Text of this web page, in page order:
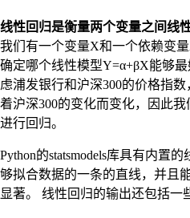
线性回归是衡量两个变量之间线
我们有一个变量X和一个依赖变
确定哪个线性模型Y=α+βX能够
虑浦发银行和沪深300的价格指
着沪深300的变化而变化，因此
进行回归。
Python的statsmodels库具有内置
够拟合数据的一条的直线，并且
显著。 线性回归的输出还包括一